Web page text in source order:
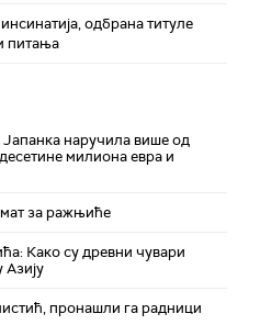
одбрана титуле
питања
наручила више од
милиона евра и
за ражњиће
Како су древни чувари
Азију
пронашли га радници